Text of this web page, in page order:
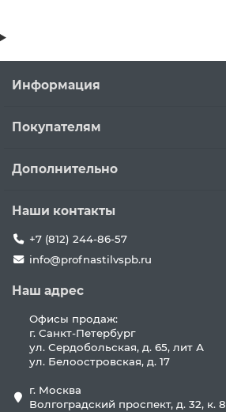
Информация
Покупателям
Дополнительно
Наши контакты
+7 (812) 244-86-57
info@profnastilvspb.ru
Наш адрес
Офисы продаж:
г. Санкт-Петербург
ул. Сердобольская, д. 65, лит А
ул. Белоостровская, д. 17
г. Москва
Волгоградский проспект, д. 32, к. 8